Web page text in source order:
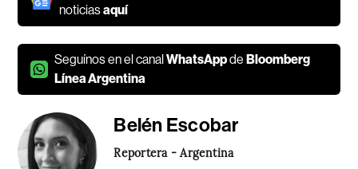
noticiasaquí
Seguínos en el canalWhatsAppdeBloomberg
Línea Argentina
Belén Escobar
Reportera - Argentina